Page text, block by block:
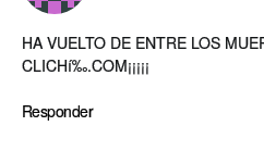
HA VUELTO DE ENTRE LOS
CLICHí‰.COM¡¡¡¡¡
Responder